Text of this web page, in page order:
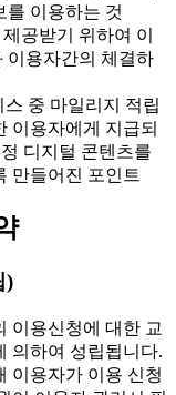
를 이용하는 것
공받기 위하여 이
이용자간의 체결하
중 마일리지 적립
이용자에게 지급되
디지털 콘텐츠를
만들어진 포인트
)
이용신청에 대한 교
의하여 성립됩니다.
이용자가 이용 신청